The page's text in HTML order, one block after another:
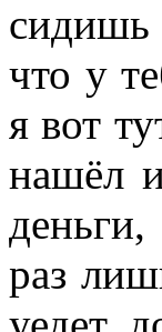
сидишь
что у
я вот
нашёл
раз